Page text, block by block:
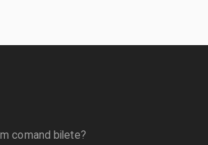
comand bilete?